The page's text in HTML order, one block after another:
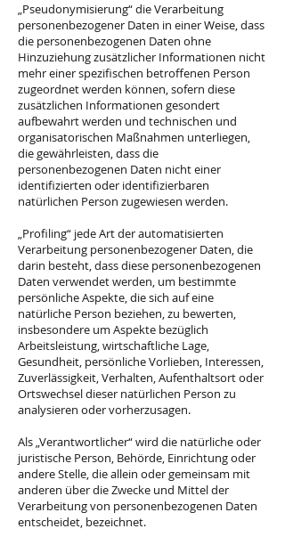
„Pseudonymisierung“ die Verarbeitung
personenbezogener Daten in einer Weise, dass
die personenbezogenen Daten ohne
Hinzuziehung zusätzlicher Informationen nicht
mehr einer spezifischen betroffenen Person
zugeordnet werden können, sofern diese
zusätzlichen Informationen gesondert
aufbewahrt werden und technischen und
organisatorischen Maßnahmen unterliegen,
die gewährleisten, dass die
personenbezogenen Daten nicht einer
identifizierten oder identifizierbaren
natürlichen Person zugewiesen werden.
„Profiling“ jede Art der automatisierten
Verarbeitung personenbezogener Daten, die
darin besteht, dass diese personenbezogenen
Daten verwendet werden, um bestimmte
persönliche Aspekte, die sich auf eine
natürliche Person beziehen, zu bewerten,
insbesondere um Aspekte bezüglich
Arbeitsleistung, wirtschaftliche Lage,
Gesundheit, persönliche Vorlieben, Interessen,
Zuverlässigkeit, Verhalten, Aufenthaltsort oder
Ortswechsel dieser natürlichen Person zu
analysieren oder vorherzusagen.
Als „Verantwortlicher“ wird die natürliche oder
juristische Person, Behörde, Einrichtung oder
andere Stelle, die allein oder gemeinsam mit
anderen über die Zwecke und Mittel der
Verarbeitung von personenbezogenen Daten
entscheidet, bezeichnet.